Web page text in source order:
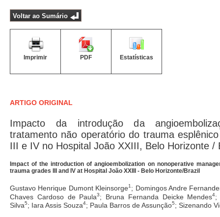
Voltar ao Sumário
Imprimir PDF Estatísticas
ARTIGO ORIGINAL
Impacto da introdução da
tratamento não operatório do trauma
III e IV no Hospital João XXIII, Belo Horizonte /
Impact of the introduction of angioembolization on nonoperative
trauma grades III and IV at Hospital João XXIII - Belo Horizonte/Brazil
Gustavo Henrique Dumont Kleinsorge1 ; Domingos Andre
Chaves Cardoso de Paula3; Bruna Fernanda Deicke Mendes4;
Silva5; Iara Assis Souza4; Paula Barros de Assunção5; Sizenando